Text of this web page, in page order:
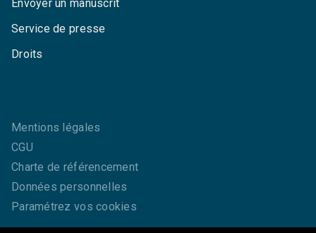
Envoyer un manuscrit
Service de presse
Droits
Mentions légales
CGU
Charte de référencement
Données personnelles
Paramétrez vos cookies